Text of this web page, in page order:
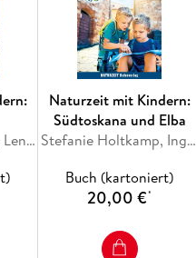
Stefanie Holtkamp, Lena Marie Hahn
Naturzeit mit Kindern:
Südtoskana und Elba
Stefanie Holtkamp, Inge Kraus
Buch (kartoniert)
20,00 €*